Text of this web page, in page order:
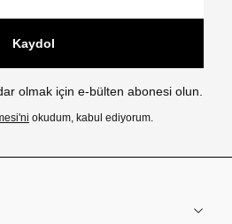
Kaydol
olmak için e-bülten abonesi olun.
okudum, kabul ediyorum.